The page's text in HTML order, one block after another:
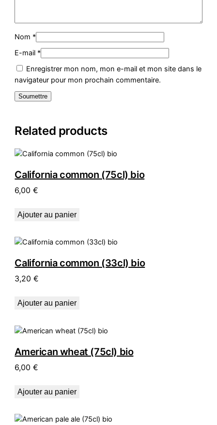
Nom *
E-mail *
Enregistrer mon nom, mon e-mail et mon site dans le
navigateur pour mon prochain commentaire.
Related products
California common (75cl) bio
6,00€
Ajouter au panier
California common (33cl) bio
3,20€
Ajouter au panier
American wheat (75cl) bio
6,00€
Ajouter au panier